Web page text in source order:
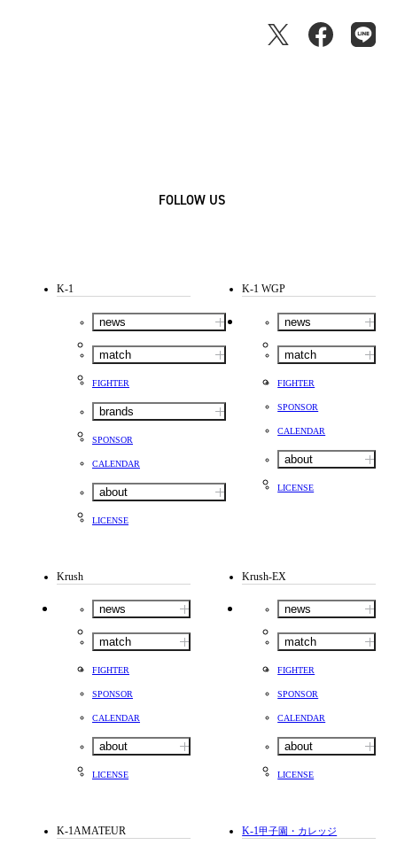
FOLLOW US
K-1
news
match
FIGHTER
brands
SPONSOR
CALENDAR
about
LICENSE
K-1 WGP
news
match
FIGHTER
SPONSOR
CALENDAR
about
LICENSE
Krush
news
match
FIGHTER
SPONSOR
CALENDAR
about
LICENSE
Krush-EX
news
match
FIGHTER
SPONSOR
CALENDAR
about
LICENSE
K-1AMATEUR K-1甲子園・カレッジ